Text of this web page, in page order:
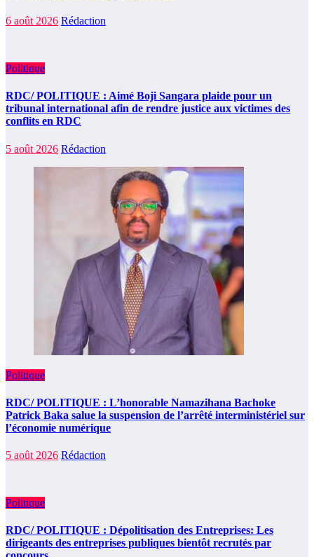
6 août 2026 Rédaction
Politique
RDC/ POLITIQUE : Aimé Boji Sangara plaide pour un
tribunal international afin de rendre justice aux victimes des
conflits en RDC
5 août 2026 Rédaction
Politique
RDC/ POLITIQUE : L’honorable Namazihana Bachoke
Patrick Baka salue la suspension de l’arrêté interministériel sur
l’économie numérique
5 août 2026 Rédaction
Politique
RDC/ POLITIQUE : Dépolitisation des Entreprises: Les
dirigeants des entreprises publiques bientôt recrutés par